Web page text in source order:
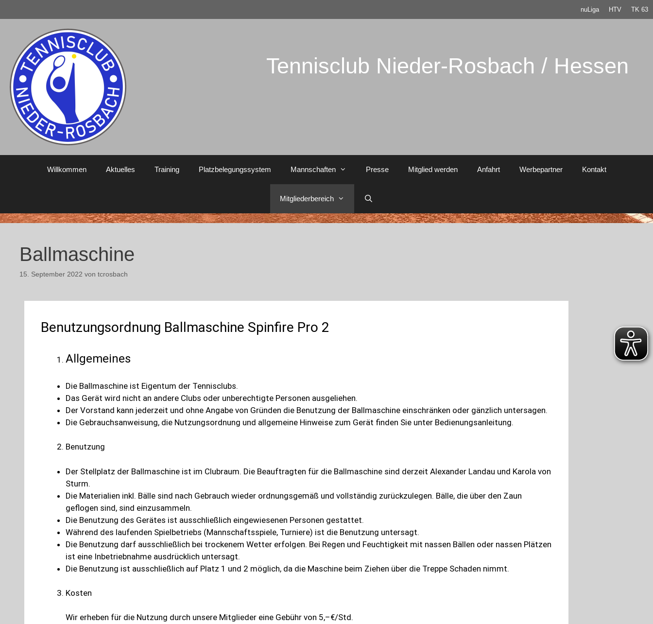
nuLiga HTV TK 63
Tennisclub Nieder-Rosbach / Hessen
Willkommen Aktuelles Training Platzbelegungssystem Mannschaften Presse Mitglied werden Anfahrt Werbepartner Kontakt
Mitgliederbereich
Ballmaschine
15. September 2022 von tcrosbach
Benutzungsordnung Ballmaschine Spinfire Pro 2
Allgemeines
Die Ballmaschine ist Eigentum der Tennisclubs.
Das Gerät wird nicht an andere Clubs oder unberechtigte Personen ausgeliehen.
Der Vorstand kann jederzeit und ohne Angabe von Gründen die Benutzung der Ballmaschine einschränken oder gänzlich untersagen.
Die Gebrauchsanweisung, die Nutzungsordnung und allgemeine Hinweise zum Gerät finden Sie unter Bedienungsanleitung.
Benutzung
Der Stellplatz der Ballmaschine ist im Clubraum. Die Beauftragten für die Ballmaschine sind derzeit Alexander Landau und Karola von
Sturm.
Die Materialien inkl. Bälle sind nach Gebrauch wieder ordnungsgemäß und vollständig zurückzulegen. Bälle, die über den Zaun
geflogen sind, sind einzusammeln.
Die Benutzung des Gerätes ist ausschließlich eingewiesenen Personen gestattet.
Während des laufenden Spielbetriebs (Mannschaftsspiele, Turniere) ist die Benutzung untersagt.
Die Benutzung darf ausschließlich bei trockenem Wetter erfolgen. Bei Regen und Feuchtigkeit mit nassen Bällen oder nassen Plätzen
ist eine Inbetriebnahme ausdrücklich untersagt.
Die Benutzung ist ausschließlich auf Platz 1 und 2 möglich, da die Maschine beim Ziehen über die Treppe Schaden nimmt.
Kosten
Wir erheben für die Nutzung durch unsere Mitglieder eine Gebühr von 5,–€/Std.